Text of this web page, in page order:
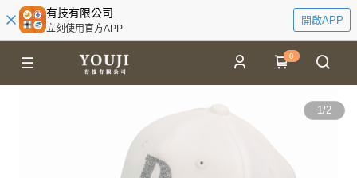
有技有限公司
立刻使用官方APP
開啟APP
0
1/2